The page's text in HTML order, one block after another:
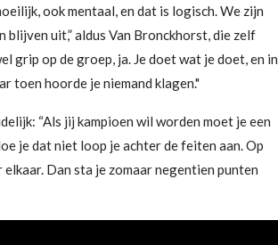
ook mentaal, en dat is logisch. We zijn
uit,” aldus Van Bronckhorst, die zelf
grip op de groep, ja. Je doet wat je doet, en in
toen hoorde je niemand klagen."
“Als jij kampioen wil worden moet je een
je dat niet loop je achter de feiten aan. Op
Dan sta je zomaar negentien punten